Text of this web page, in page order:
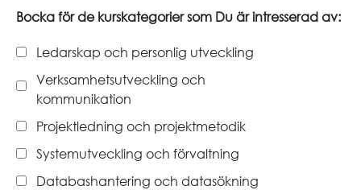
Bocka för de kurskategorier som Du är intresserad av:
Ledarskap och personlig utveckling
Verksamhetsutveckling och
kommunikation
Projektledning och projektmetodik
Systemutveckling och förvaltning
Databashantering och datasökning